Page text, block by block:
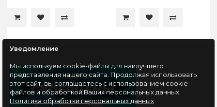
Уведомление
Мы используем cookie-файлы для наилучшего
представления нашего сайта. Продолжая использовать
этот сайт, вы соглашаетесь с использованием cookie-
файлов и обработкой Ваших персональных данных.
Политика обработки персональных данных